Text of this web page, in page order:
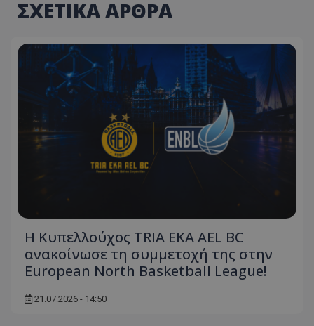
ΣΧΕΤΙΚΑ ΑΡΘΡΑ
Η Κυπελλούχος TRIA EKA AEL BC
ανακοίνωσε τη συμμετοχή της στην
European North Basketball League!
21.07.2026 - 14:50